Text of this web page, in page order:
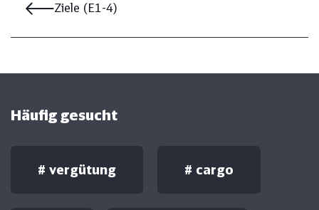
Ziele (E1-4)
Häufig gesucht
# vergütung # cargo